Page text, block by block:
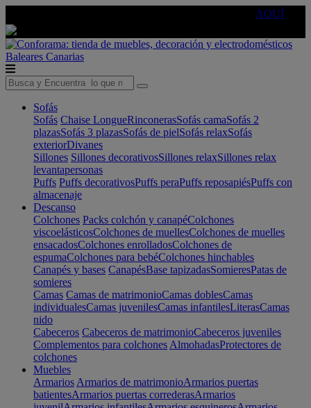
AQUÍ
Baleares Canarias
Sofás
Sofás Chaise LongueRinconerasSofás camaSofás 2
plazasSofás 3 plazasSofás de pielSofás relaxSofás
exteriorDivanes
Sillones Sillones decorativosSillones relaxSillones relax
levantapersonas
Puffs Puffs decorativosPuffs peraPuffs reposapiésPuffs con
almacenaje
Descanso
Colchones Packs colchón y canapéColchones
viscoelásticosColchones de muellesColchones de muelles
ensacadosColchones enrolladosColchones de
espumaColchones para bebéColchones hinchables
Canapés y bases CanapésBase tapizadasSomieresPatas de
somieres
Camas Camas de matrimonioCamas doblesCamas
individualesCamas juvenilesCamas infantilesLiterasCamas
nido
Cabeceros Cabeceros de matrimonioCabeceros juveniles
Complementos para colchones AlmohadasProtectores de
colchones
Muebles
Armarios Armarios de matrimonioArmarios puertas
batientesArmarios puertas correderasArmarios